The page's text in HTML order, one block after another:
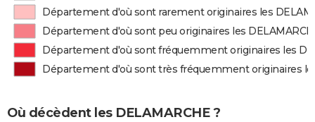
Département d'où sont rarement originaires les
Département d'où sont peu originaires les
Département d'où sont fréquemment originaires les
Département d'où sont très fréquemment originaires
Où décèdent les DELAMARCHE ?